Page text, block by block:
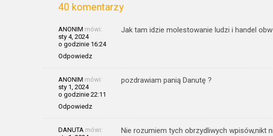
40 komentarzy
ANONIM mówi:
sty 4, 2024
o godzinie 16:24
Odpowiedz
Jak tam idzie molestowanie ludzi i handel
ANONIM mówi:
sty 1, 2024
o godzinie 22:11
Odpowiedz
pozdrawiam panią Danutę ?
DANUTA mówi:
Nie rozumiem tych obrzydliwych wpisów,nikt